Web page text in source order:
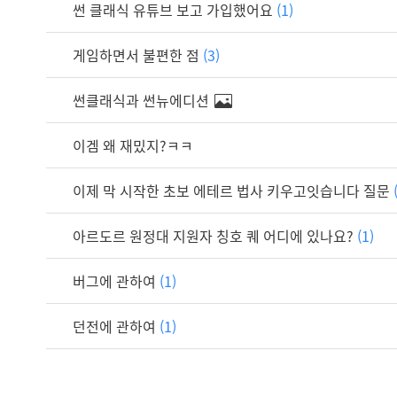
썬 클래식 유튜브 보고 가입했어요 (1)
게임하면서 불편한 점 (3)
썬클래식과 썬뉴에디션
이겜 왜 재밌지?ㅋㅋ
이제 막 시작한 초보 에테르 법사 키우고잇습니다 질문
아르도르 원정대 지원자 칭호 퀘 어디에 있나요? (1)
버그에 관하여 (1)
던전에 관하여 (1)